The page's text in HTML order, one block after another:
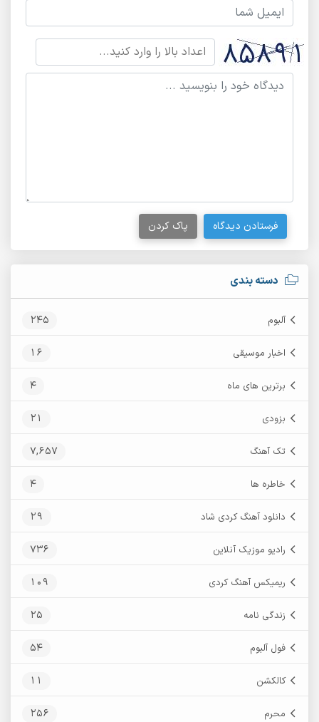
دسته بندی
آلبوم 245
اخبار موسیقی 16
برترین های ماه 4
بزودی 21
تک آهنگ 7,657
خاطره ها 4
دانلود آهنگ کردی شاد 29
رادیو موزیک آنلاین 736
ریمیکس آهنگ کردی 109
زندگی نامه 25
فول آلبوم 54
کالکشن 11
محرم 256
فرستادن دیدگاه پاک کردن